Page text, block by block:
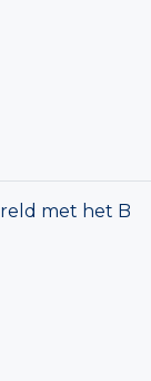
met het B